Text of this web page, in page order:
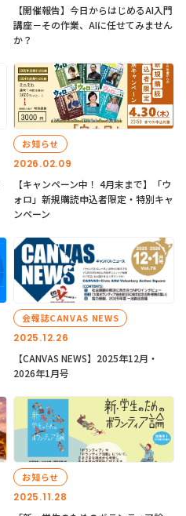
【開催報告】今日からはじめるAI入門
講座－その作業、AIに任せてみません
か？
2026.02.09
お知らせ
【キャンペーン中！ 4月末まで】「ウ
ォロ」新規購読申込者限定・特別キャ
ンペーン
2025.12.26
会報誌CANVAS NEWS
【CANVAS NEWS】2025年12月・
2026年1月号
2025.11.28
お知らせ